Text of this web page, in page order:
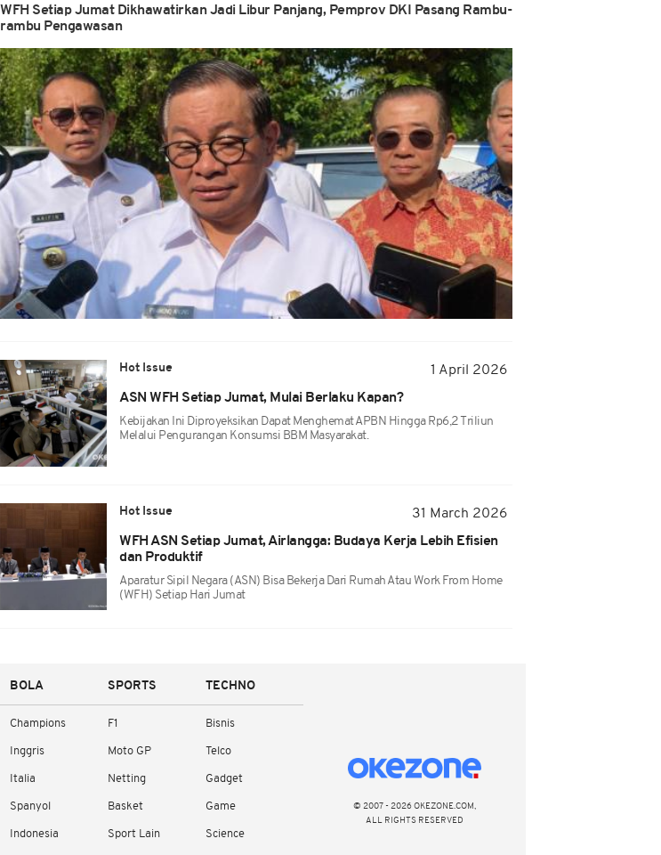
WFH Setiap Jumat Dikhawatirkan Jadi Libur Panjang, Pemprov DKI Pasang Rambu-
rambu Pengawasan
Hot Issue
1 April 2026
ASN WFH Setiap Jumat, Mulai Berlaku Kapan?
Kebijakan Ini Diproyeksikan Dapat Menghemat APBN Hingga Rp6,2 Triliun
Melalui Pengurangan Konsumsi BBM Masyarakat.
Hot Issue
31 March 2026
WFH ASN Setiap Jumat, Airlangga: Budaya Kerja Lebih Efisien
dan Produktif
Aparatur Sipil Negara (ASN) Bisa Bekerja Dari Rumah Atau Work From Home
(WFH) Setiap Hari Jumat
BOLA
Champions
Inggris
Italia
Spanyol
Indonesia
SPORTS
F1
Moto GP
Netting
Basket
Sport Lain
TECHNO
Bisnis
Telco
Gadget
Game
Science
© 2007 - 2026 OKEZONE.COM,
ALL RIGHTS RESERVED